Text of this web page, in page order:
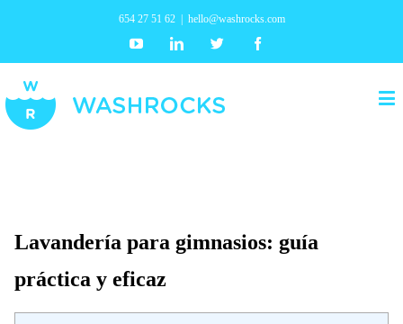
654 27 51 62 hello@washrocks.com
YoutubeLinkedin Twitter
Lavandería para gimnasios: guía
práctica y eficaz